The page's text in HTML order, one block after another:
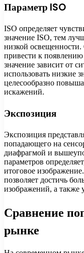
Параметр ISO
ISO определяет
значение ISO, тем
низкой
привести к
значение зависит от
использовать низкие
целесообразно
искажений.
Экспозиция
Экспозиция
попадающего на
диафрагмой и
параметров
итоговое
позволяет достичь
изображений, а
Сравнение
рынке